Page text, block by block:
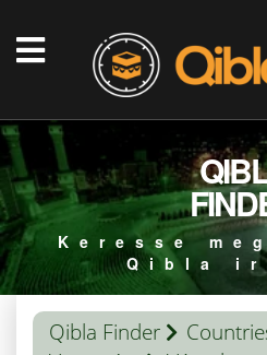
Keresse
Qibla
Qibla Finder